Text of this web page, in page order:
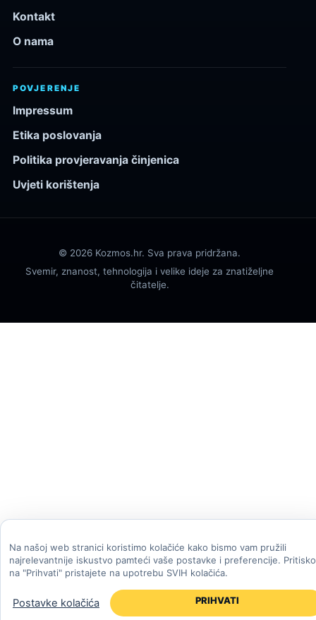
Kontakt
O nama
POVJERENJE
Impressum
Etika poslovanja
Politika provjeravanja činjenica
Uvjeti korištenja
© 2026 Kozmos.hr. Sva prava pridržana.
Svemir, znanost, tehnologija i velike ideje za znatiželjne
čitatelje.
Na našoj web stranici koristimo kolačiće kako bismo vam pružili
najrelevantnije iskustvo pamteći vaše postavke i preferencije.
na "Prihvati" pristajete na upotrebu SVIH kolačića.
Postavke kolačića PRIHVATI